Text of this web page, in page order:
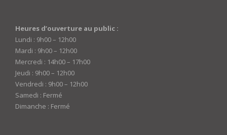
Heures d’ouverture au public :
Lundi : 9h00 – 12h00
Mardi : 9h00 – 12h00
Mercredi : 14h00 – 17h00
Jeudi : 9h00 – 12h00
Vendredi : 9h00 – 12h00
Samedi : Fermé
Dimanche : Fermé